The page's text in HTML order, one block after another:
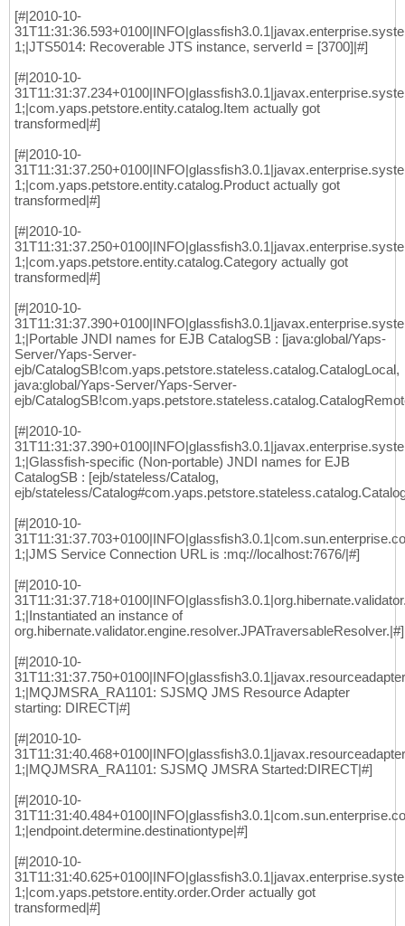
[#|2010-10-
1;|JTS5014: Recoverable JTS instance, serverId = [3700]|#]
[#|2010-10-
1;|com.yaps.petstore.entity.catalog.Item actually got
transformed|#]
[#|2010-10-
1;|com.yaps.petstore.entity.catalog.Product actually got
transformed|#]
[#|2010-10-
1;|com.yaps.petstore.entity.catalog.Category actually got
transformed|#]
[#|2010-10-
1;|Portable JNDI names for EJB CatalogSB : [java:global/Yaps-
Server/Yaps-Server-
ejb/CatalogSB!com.yaps.petstore.stateless.catalog.CatalogLocal,
java:global/Yaps-Server/Yaps-Server-
ejb/
[#|2010-10-
1;|Glassfish-specific (Non-portable) JNDI names for EJB
CatalogSB : [ejb/stateless/Catalog,
ejb/stateless/
[#|2010-10-
1;|JMS Service Connection URL is :mq://localhost:7676/|#]
[#|2010-10-
1;|Instantiated an instance of
org.hibernate.validator.engine.resolver.JPATraversableResolver.|#]
[#|2010-10-
1;|MQJMSRA_RA1101: SJSMQ JMS Resource Adapter
starting: DIRECT|#]
[#|2010-10-
1;|MQJMSRA_RA1101: SJSMQ JMSRA Started:DIRECT|#]
[#|2010-10-
1;|endpoint.determine.destinationtype|#]
[#|2010-10-
1;|com.yaps.petstore.entity.order.Order actually got
transformed|#]